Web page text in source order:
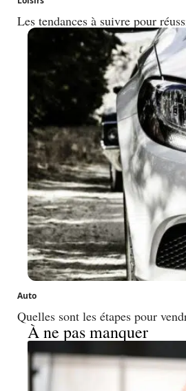
Les tendances à suivre pour
Auto
Quelles sont les étapes pour
À ne pas manquer